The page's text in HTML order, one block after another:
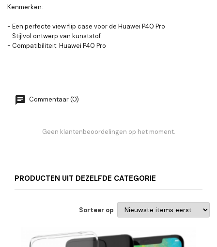
Kenmerken:
- Een perfecte view flip case voor de Huawei P40 Pro
- Stijlvol ontwerp van kunststof
- Compatibiliteit: Huawei P40 Pro
Commentaar (0)
Geen klantenbeoordelingen op het moment.
PRODUCTEN UIT DEZELFDE CATEGORIE
Sorteer op